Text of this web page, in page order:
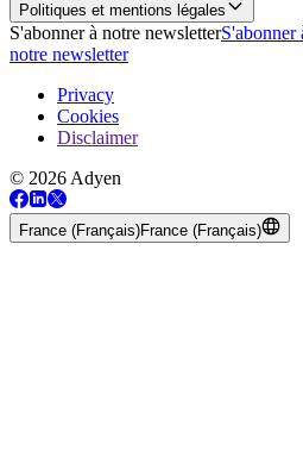
Politiques et mentions légales
S'abonner à notre newsletterS'abonner
notre newsletter
Privacy
Cookies
Disclaimer
© 2026 Adyen
France (Français)France (Français)